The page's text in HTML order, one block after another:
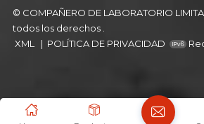
© COMPAÑERO DE LABORATORIO
todos los derechos .
XML
| POLÍTICA DE PRIVACIDAD